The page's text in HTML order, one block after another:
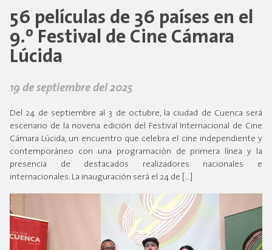
56 películas de 36 países en el
9.º Festival de Cine Cámara
Lúcida
19 de septiembre del 2025
Del 24 de septiembre al 3 de octubre, la ciudad de Cuenca será
escenario de la novena edición del Festival Internacional de Cine
Cámara Lúcida, un encuentro que celebra el cine independiente y
contemporáneo con una programación de primera línea y la
presencia de destacados realizadores nacionales e
internacionales. La inauguración será el 24 de […]